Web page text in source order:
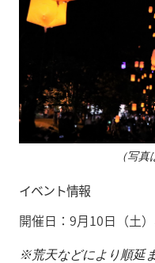
（写
イベント情報
開催日：9月10日（土）
※荒天などにより順延